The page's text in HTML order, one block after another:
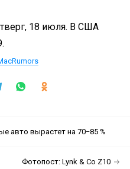
18 июля. В США
авто вырастет на 70−85 %
Фотопост: Lynk & Co Z10